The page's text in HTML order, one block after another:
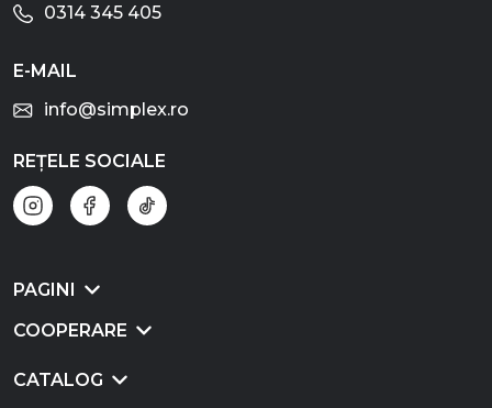
0314 345 405
E-MAIL
info@simplex.ro
REȚELE SOCIALE
PAGINI
COOPERARE
CATALOG